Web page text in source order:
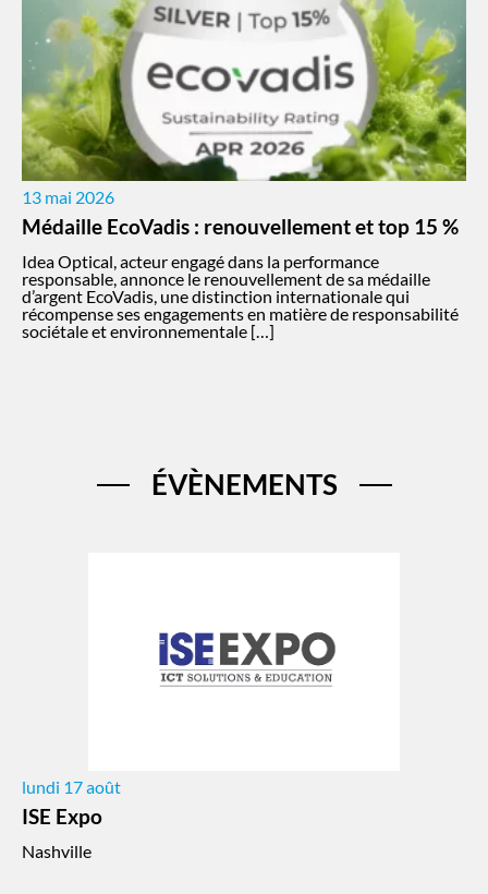
13 mai 2026
Médaille EcoVadis : renouvellement et top 15 %
Idea Optical, acteur engagé dans la performance
responsable, annonce le renouvellement de sa médaille
d’argent EcoVadis, une distinction internationale qui
récompense ses engagements en matière de responsabilité
sociétale et environnementale […]
ÉVÈNEMENTS
lundi 17 août
ISE Expo
Nashville